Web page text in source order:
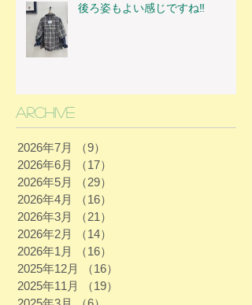
後ろ姿もよい感じですね‼
Archive
2026年7月 （9）
2026年6月
（17）
2026年5月
（29）
2026年4月
（16）
2026年3月
（21）
2026年2月
（14）
2026年1月
（16）
2025年12月
（16）
2025年11月
（19）